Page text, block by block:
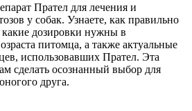
Прател для лечения и
у собак. Узнаете, как правильно
дозировки нужны в
питомца, а также актуальные
использовавших Прател. Эта
сделать осознанный выбор для
друга.